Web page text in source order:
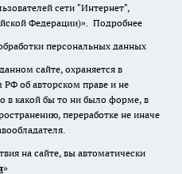
сети "Интернет",
Федерации)». Подробнее
персональных данных
сайте, охраняется в
РФ об авторском праве и не
в какой бы то ни было форме, в
переработке не иначе
на сайте, вы автоматически
»